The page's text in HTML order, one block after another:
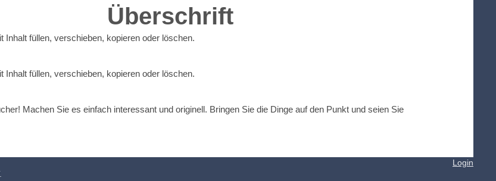
Überschrift
Inhalt füllen, verschieben, kopieren oder löschen.
Inhalt füllen, verschieben, kopieren oder löschen.
Machen Sie es einfach interessant und originell. Bringen Sie die Dinge auf den Punkt und seien Sie
Login